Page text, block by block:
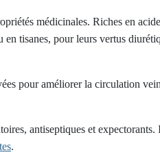
médicinales. Riches en
tisanes, pour leurs vertus
pour améliorer la circulation
antiseptiques et
.